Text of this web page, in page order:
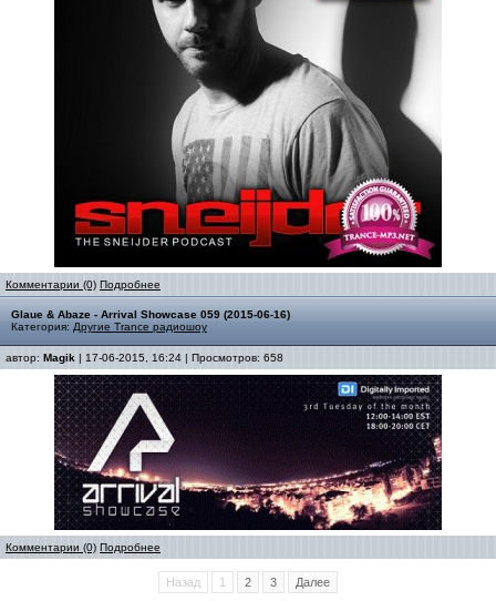
Комментарии (0) Подробнее
Glaue & Abaze - Arrival Showcase 059 (2015-06-16)
Категория: Другие Trance радиошоу
автор: Magik | 17-06-2015, 16:24 | Просмотров: 658
Комментарии (0) Подробнее
Назад 1 2 3 Далее